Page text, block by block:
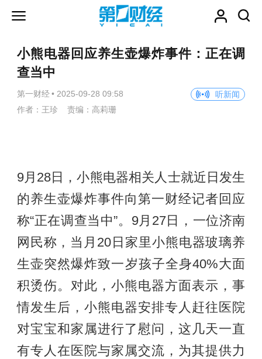
小熊电器回应养生壶爆炸事件：正在调
查当中
第一财经 • 2025-09-28 09:58
听新闻
作者：王珍 责编：高莉珊
9月28日，小熊电器相关人士就近日发生
的养生壶爆炸事件向第一财经记者回应
称“正在调查当中”。9月27日，一位济南
网民称，当月20日家里小熊电器玻璃养
生壶突然爆炸致一岁孩子全身40%大面
积烫伤。对此，小熊电器方面表示，事
情发生后，小熊电器安排专人赶往医院
对宝宝和家属进行了慰问，这几天一直
有专人在医院与家属交流，为其提供力